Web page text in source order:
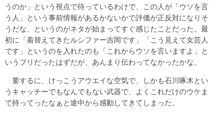
うのか」という視点で待っているわけで、この人が「ウソを言
う人」という事前情報があるかないかで評価が正反対になりそ
うだな、というのがネタが始まってすぐ感じたことだった。最
初に「着替えてきたルシファー吉岡です」「こう見えて女芸人
です」というのを入れたのも「これからウソを言いますよ」と
いうフリだったはずだが、あんまり伝わってなかったかな。
要するに、けっこうアウエイな空気で、しかも石川啄木とい
うキャッチーでもなんでもない武器で、よくこれだけのウケま
で持ってったなぁと途中から感動してきてしまった。